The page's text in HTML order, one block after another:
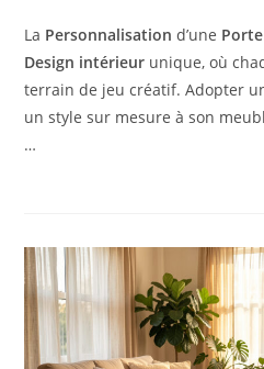
La Personnalisation d’une
Design intérieur unique, où
terrain de jeu créatif. Adopter
un style sur mesure à son
…